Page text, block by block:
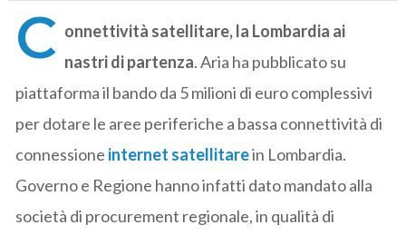
C onnettività satellitare, la Lombardia ai
nastri di partenza. Aria ha pubblicato su
piattaforma il bando da 5 milioni di euro complessivi
per dotare le aree periferiche a bassa connettività di
connessione internet satellitarein Lombardia.
Governo e Regione hanno infatti dato mandato alla
società di procurement regionale, in qualità di